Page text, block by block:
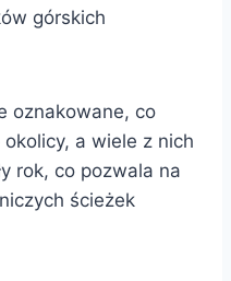
górskich
oznakowane, co
a wiele z nich
rok, co pozwala na
ścieżek